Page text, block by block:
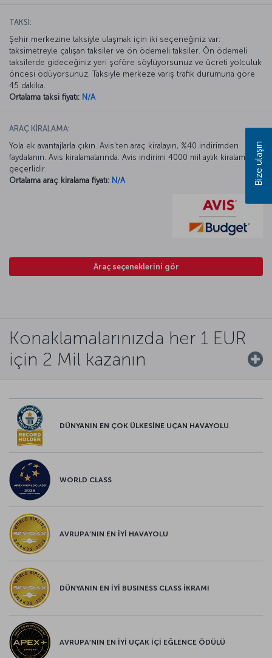
TAKSİ:
Şehir merkezine taksiyle ulaşmak için iki seçeneğiniz var:
taksimetreyle çalışan taksiler ve ön ödemeli taksiler. Ön ödemeli
taksilerde gideceğiniz yeri şoföre söylüyorsunuz ve ücreti yolculuk
öncesi ödüyorsunuz. Taksiyle merkeze varış trafik durumuna göre
45 dakika.
Ortalama taksi fiyatı: N/A
ARAÇ KİRALAMA:
Yola ek avantajlarla çıkın. Avis’ten araç kiralayın, %40 indirimden
faydalanın. Avis kiralamalarında. Avis indirimi 4000 mil aylık kiralamada
geçerlidir.
Ortalama araç kiralama fiyatı: N/A
Araç seçeneklerini gör
Konaklamalarınızda her 1 EUR
için 2 Mil kazanın
DÜNYANIN EN ÇOK ÜLKESİNE UÇAN HAVAYOLU
WORLD CLASS
AVRUPA’NIN EN İYİ HAVAYOLU
DÜNYANIN EN İYİ BUSINESS CLASS İKRAMI
AVRUPA’NIN EN İYİ UÇAK İÇİ EĞLENCE ÖDÜLÜ
Bize ulaşın